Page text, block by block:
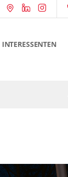
INTERESSENTEN